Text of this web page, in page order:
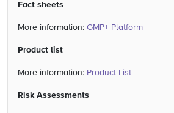
Fact sheets
More information: GMP+ Platform
Product list
More information: Product List
Risk Assessments